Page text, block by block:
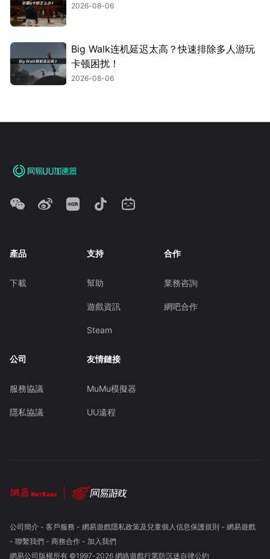
2026-08-06
Big Walk连机延迟太高？快速排除多人游玩
卡顿困扰！
2026-08-06
產品
下載
支持
幫助
遊戲資訊
Steam
合作
業務咨詢
網吧合作
公司
服務協議
隱私協議
友情鏈接
MuMu模擬器
UU遠程
公司簡介- 客戶服務 - 網易遊戲隱私政策及兒童個人信息保護規則 - 網易遊戲
- 聯繫我們- 商務合作- 加入我們
網易公司版權所有 ©1997-2026 網絡遊戲行業防沉迷自律公約